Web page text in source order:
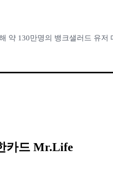
약 130만명의 뱅크샐러드 유저
카드 Mr.Life